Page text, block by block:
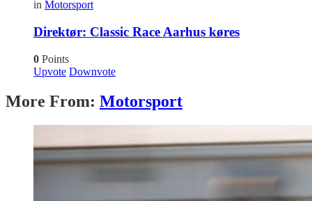
in Motorsport
Direktør: Classic Race Aarhus køres
0 Points
Upvote Downvote
More From: Motorsport